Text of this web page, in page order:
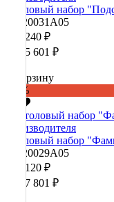
Столовый набор
90020031А05
426 240 ₽
1 065 601 ₽
В корзину
-60%
Столовый набор
90020029А05
435 120 ₽
1 087 801 ₽